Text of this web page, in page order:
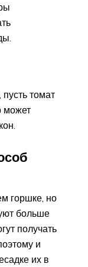
томат
может
горшке, но
больше
получать
и
их в